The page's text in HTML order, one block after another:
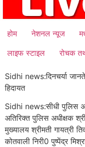
होम नेशनल न्यूज
लाइफ स्टाइल
रोचक
Sidhi news:दिनचर्या
हिदायत
Sidhi news:सीधीपुलिस
अतिरिक्त पुलिस अधीक्षक
मुख्यालय श्रीमती गायत्री
कोतवाली निरी0 पुष्पेंद्र